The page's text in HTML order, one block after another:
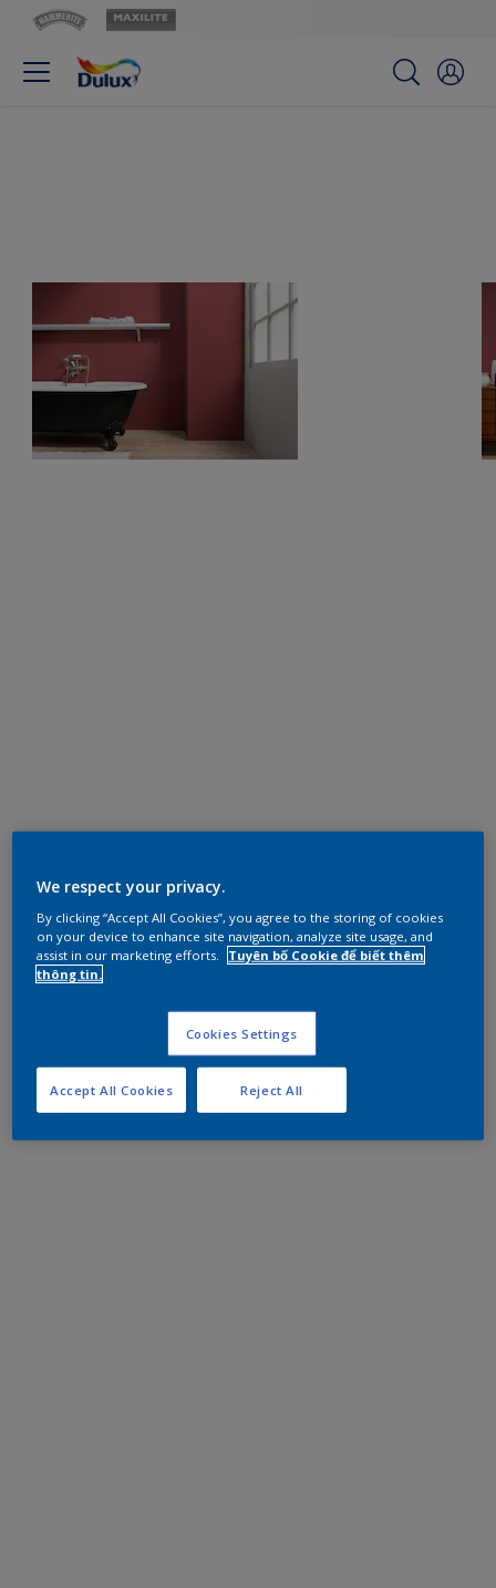
We respect your privacy.
By clicking “Accept All Cookies”, you agree to the storing of cookies
on your device to enhance site navigation, analyze site usage, and
assist in our marketing efforts.
Tuyên bố Cookie để biết thêm
thông tin.
Cookies Settings
Reject All
Accept All Cookies